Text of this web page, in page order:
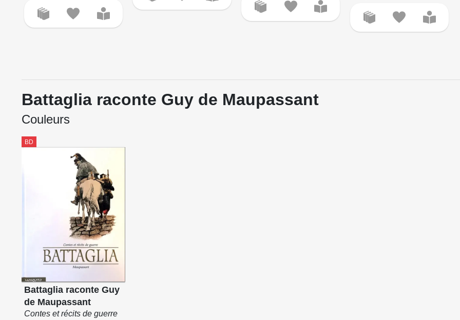
Battaglia raconte Guy de Maupassant
Couleurs
BD
Battaglia raconte Guy
de Maupassant
Contes et récits de guerre